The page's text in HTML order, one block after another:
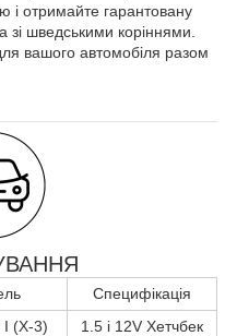
і отримайте гарантовану
зі шведськими коріннями.
вашого автомобіля разом
Специфікація
I (X-3)
1.5 i 12V Хетчбек